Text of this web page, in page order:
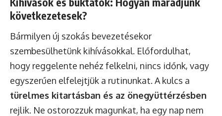
következetesek?
Bármilyen új szokás bevezetésekor
szembesülhetünk kihívásokkal. Előfordulhat,
hogy reggelente nehéz felkelni, nincs időnk, vagy
egyszerűen elfelejtjük a rutinunkat. A kulcs a
türelmes kitartásban és az önegyüttérzésben
rejlik. Ne ostorozzuk magunkat, ha egy nap nem